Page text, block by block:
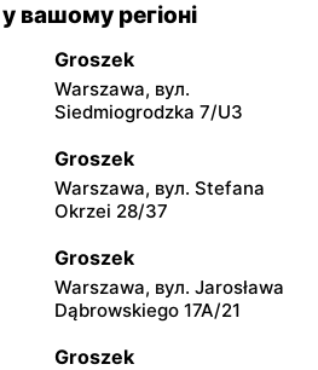
вашому регіоні
Groszek
Warszawa, вул.
Siedmiogrodzka 7/U3
Groszek
Warszawa, вул. Stefana
Okrzei 28/37
Groszek
Warszawa, вул. Jarosława
Dąbrowskiego 17A/21
Groszek